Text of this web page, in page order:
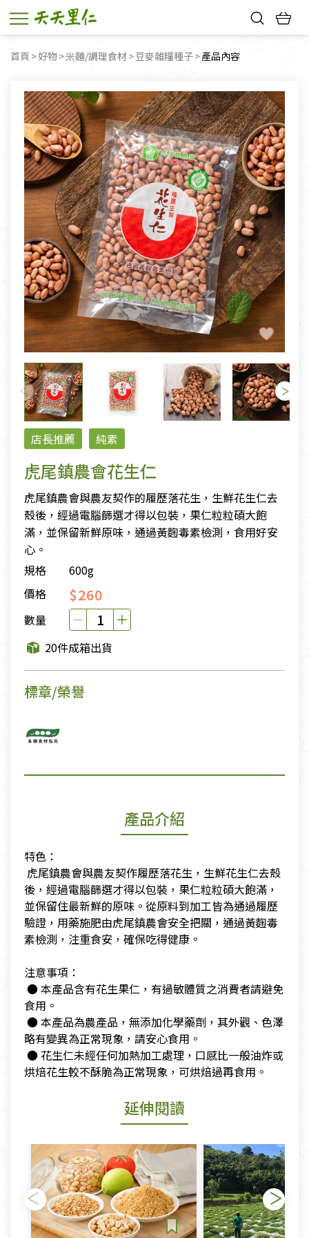
首頁 好物 米麵/調理食材 豆麥雜糧種子 目前頁面：
產品內容
店長推薦 純素
虎尾鎮農會花生仁
虎尾鎮農會與農友契作的履歷落花生，生鮮花生仁去
殼後，經過電腦篩選才得以包裝，果仁粒粒碩大飽
滿，並保留新鮮原味，通過黃麴毒素檢測，食用好安
心。
規格
600g
價格
$260
數量
20件成箱出貨
標章/榮譽
產品介紹
特色：
​ 虎尾鎮農會與農友契作履歷落花生，生鮮花生仁去殼
後，經過電腦篩選才得以包裝，果仁粒粒碩大飽滿，
並保留住最新鮮的原味。從原料到加工皆為通過履歷
驗證，用藥施肥由虎尾鎮農會安全把關，通過黃麴毒
素檢測，注重食安，確保吃得健康。
​注意事項：
​ ● 本產品含有花生果仁，有過敏體質之消費者請避免
食用。
​ ● 本產品為農產品，無添加化學藥劑，其外觀、色澤
略有變異為正常現象，請安心食用。
​ ● 花生仁未經任何加熱加工處理，口感比一般油炸或
烘焙花生較不酥脆為正常現象，可烘焙過再食用。
延伸閱讀